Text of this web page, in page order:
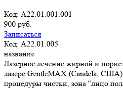
Код: A22.01.001.001
900 руб.
Записаться
Код: А22.01.005
название
Лазерное лечение жирной и
лазере GentleMAX (Candela,
процедуры чистки, зона "лицо